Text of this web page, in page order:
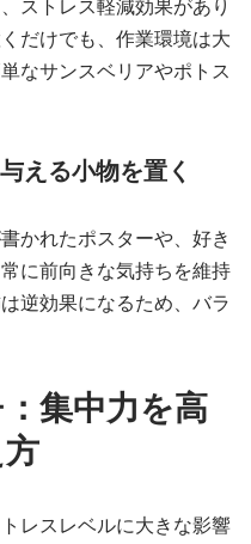
ストレス軽減効果があり
だけでも、作業環境は大
なサンスベリアやポトス
える小物を置く
かれたポスターや、好き
に前向きな気持ちを維持
逆効果になるため、バラ
集中力を高
レスレベルに大きな影響